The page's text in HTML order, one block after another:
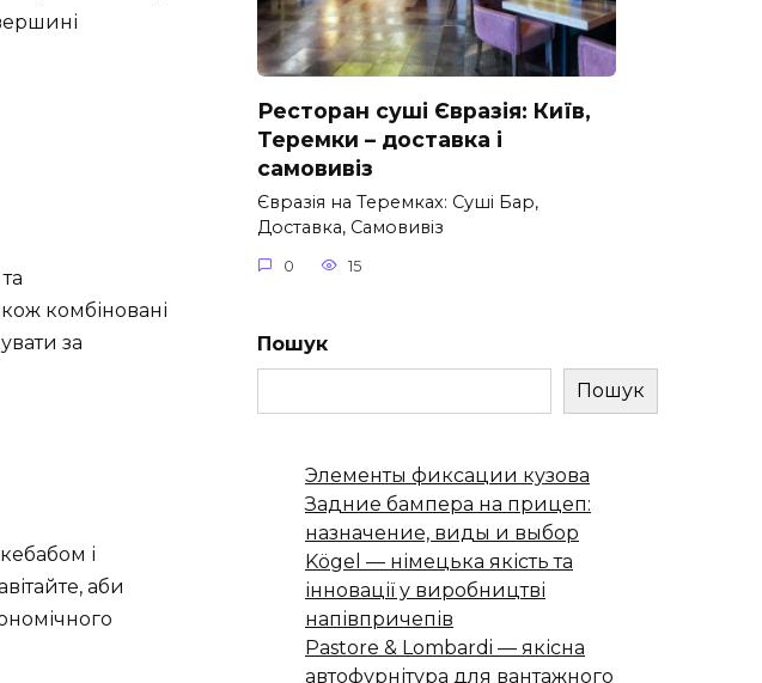
комбіновані
за
і
аби
Ресторан суші Євразія: Київ,
Теремки – доставка і
самовивіз
Євразія на Теремках: Суші Бар,
Доставка, Самовивіз
0 15
Пошук
Пошук
Элементы фиксации кузова
Задние бампера на прицеп:
назначение, виды и выбор
Kögel — німецька якість та
інновації у виробництві
напівпричепів
Pastore & Lombardi — якісна
автофурнітура для вантажного